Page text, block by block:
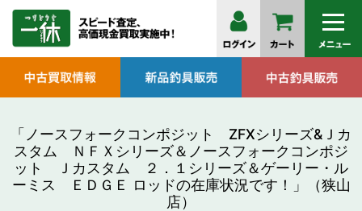
「ノースフォークコンポジット ZFXシリーズ&Ｊカ
スタム ＮＦＸシリーズ＆ノースフォークコンポジ
ット Ｊカスタム ２．１シリーズ＆ゲーリー・ル
ーミス ＥＤＧＥ ロッドの在庫状況です！」（狭山
店）